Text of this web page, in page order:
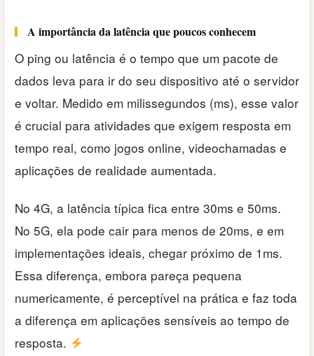
A importância da latência que poucos conhecem
O ping ou latência é o tempo que um pacote de
dados leva para ir do seu dispositivo até o servidor
e voltar. Medido em milissegundos (ms), esse valor
é crucial para atividades que exigem resposta em
tempo real, como jogos online, videochamadas e
aplicações de realidade aumentada.
No 4G, a latência típica fica entre 30ms e 50ms.
No 5G, ela pode cair para menos de 20ms, e em
implementações ideais, chegar próximo de 1ms.
Essa diferença, embora pareça pequena
numericamente, é perceptível na prática e faz toda
a diferença em aplicações sensíveis ao tempo de
resposta.